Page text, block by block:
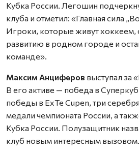
Кубка России. Легошин
клуба и отметил: «Главная сила
Игроки, которые живут хоккеем,
развитию в родном городе и
команде».
Максим Анциферов выступал за
В его активе — победа в
победы в ExTe Cupen, три
медали чемпионата России, а
Кубка России. Полузащитник
клуб новым интересным вызовом.